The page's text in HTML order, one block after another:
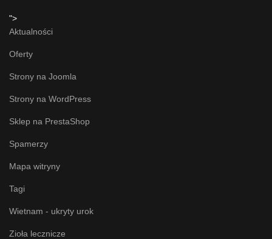
">
Aktualności
Oferty
Strony na Joomla
Strony na WordPress
Sklep na PrestaShop
Spamerzy
Mapa witryny
Tagi
Wietnam - ukryty urok
Zioła lecznicze